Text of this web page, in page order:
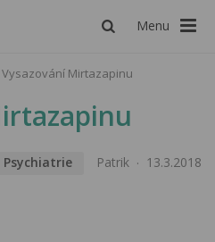
Menu
Vysazování Mirtazapinu
Psychiatrie Patrik 13.3.2018